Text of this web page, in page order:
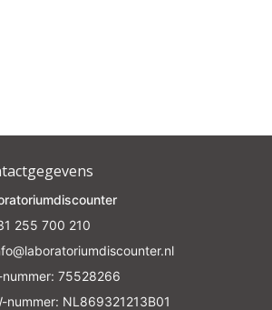
255 700 210
nummer: 75528266
nummer: NL869321213B01